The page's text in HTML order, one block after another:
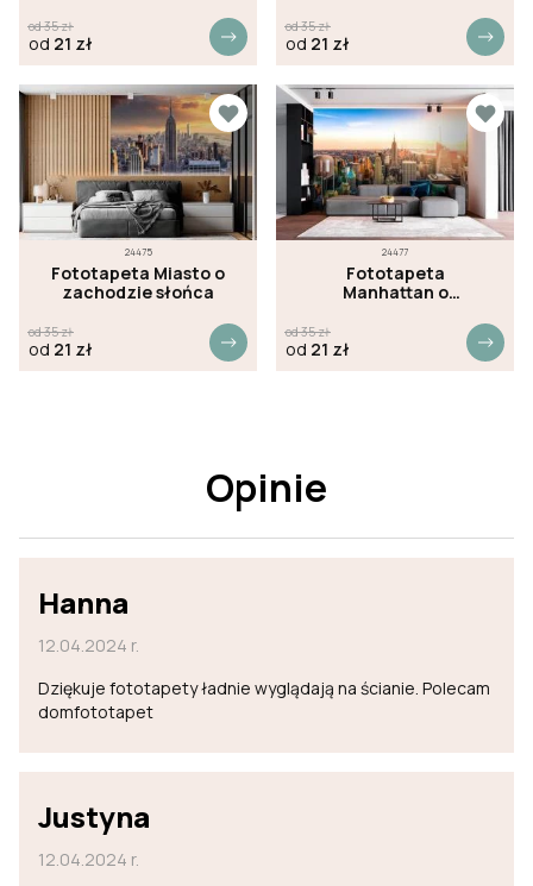
od35zł
od 21 zł
od35zł
od 21 zł
24475
Fototapeta Miasto o
zachodzie słońca
od35zł
od 21 zł
24477
Fototapeta
Manhattan o
od35zł
od 21 zł
Opinie
Hanna
12.04.2024 r.
Dziękuje fototapety ładnie wyglądają na ścianie. Polecam
domfototapet
Justyna
12.04.2024 r.